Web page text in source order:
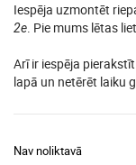
Iespēja uzmontēt
2e. Pie mums lētas
Arī ir iespēja
lapā un netērēt laiku
Nav noliktavā